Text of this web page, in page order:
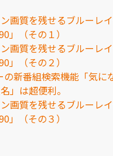
画質を残せるブルーレ
」（その１）
画質を残せるブルーレ
」（その２）
の新番組検索機能「気に
」は超便利。
画質を残せるブルーレ
」（その３）